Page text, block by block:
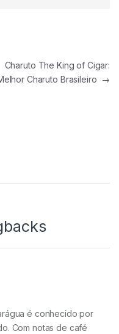
Charuto The King of Cigar:
Charuto Brasileiro →
é conhecido por
Com notas de café